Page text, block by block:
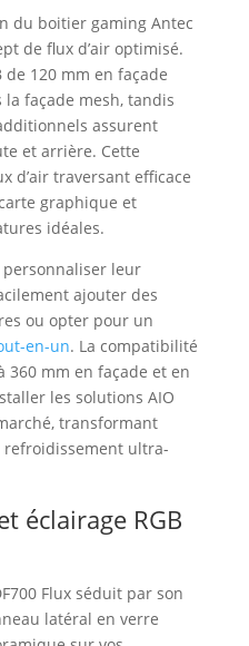
du boitier gaming Antec
de flux d’air optimisé.
de 120 mm en façade
façade mesh, tandis
assurent
et arrière. Cette
d’air traversant efficace
graphique et
idéales.
leur
ajouter des
ou opter pour un
en-un. La compatibilité
360 mm en façade et en
les solutions AIO
transformant
refroidissement ultra-
éclairage RGB
Flux séduit par son
latéral en verre